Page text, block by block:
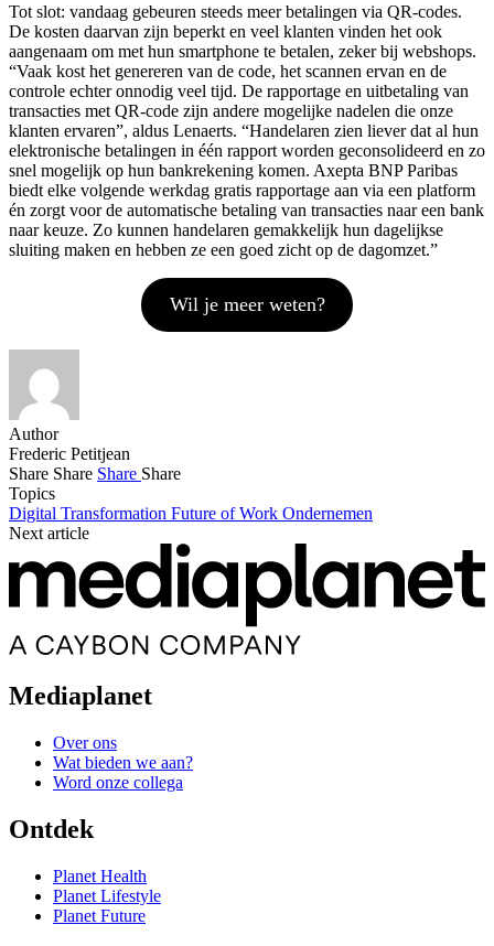
Tot slot: vandaag gebeuren steeds meer betalingen via QR-codes.
De kosten daarvan zijn beperkt en veel klanten vinden het ook
aangenaam om met hun smartphone te betalen, zeker bij webshops.
“Vaak kost het genereren van de code, het scannen ervan en de
controle echter onnodig veel tijd. De rapportage en uitbetaling van
transacties met QR-code zijn andere mogelijke nadelen die onze
klanten ervaren”, aldus Lenaerts. “Handelaren zien liever dat al hun
elektronische betalingen in één rapport worden geconsolideerd en zo
snel mogelijk op hun bankrekening komen. Axepta BNP Paribas
biedt elke volgende werkdag gratis rapportage aan via een platform
én zorgt voor de automatische betaling van transacties naar een bank
naar keuze. Zo kunnen handelaren gemakkelijk hun dagelijkse
sluiting maken en hebben ze een goed zicht op de dagomzet.”
Wil je meer weten?
Author
Frederic Petitjean
Share Share Share Share
Topics
Digital Transformation Future of Work Ondernemen
Next article
Mediaplanet
Over ons
Wat bieden we aan?
Word onze collega
Ontdek
Planet Health
Planet Lifestyle
Planet Future